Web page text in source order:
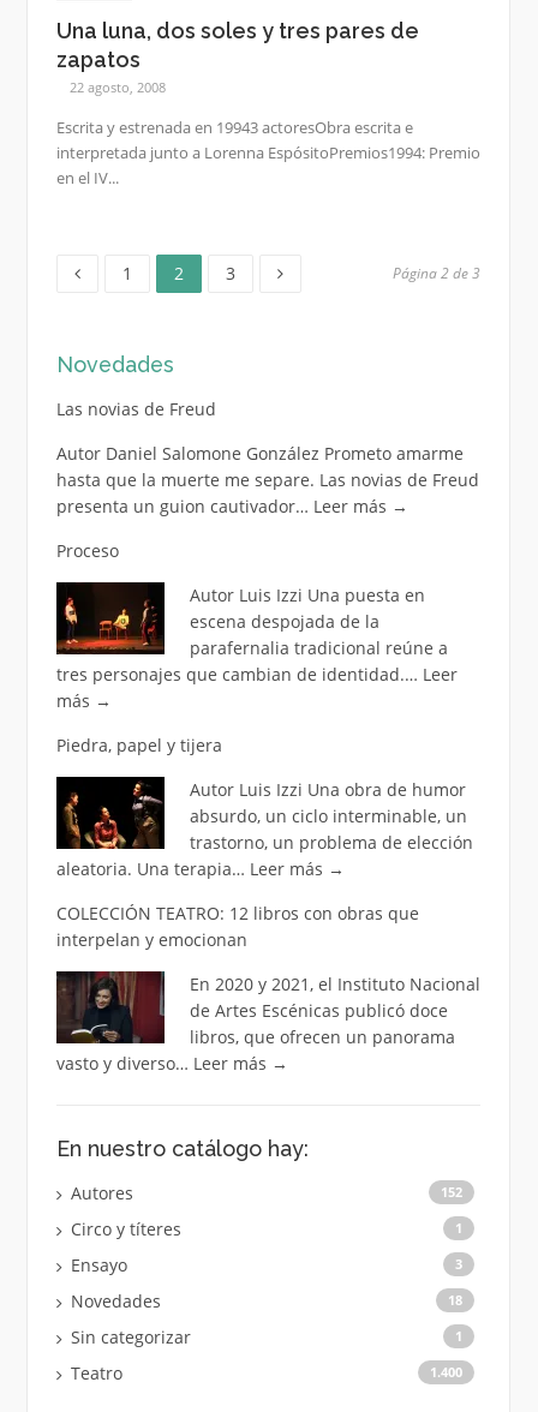
Una luna, dos soles y tres pares de
zapatos
22 agosto, 2008
Escrita y estrenada en 19943 actoresObra escrita e
interpretada junto a Lorenna EspósitoPremios1994: Premio
en el IV...
Paginación
entradas
Página
1 Página
2 Página
3 Página 2 de 3
Novedades
Las novias de Freud
Autor Daniel Salomone González Prometo amarme
hasta que la muerte me separe. Las novias de Freud
presenta un guion cautivador… Leer más →
Proceso
Autor Luis Izzi Una puesta en
escena despojada de la
parafernalia tradicional reúne a
tres personajes que cambian de identidad.… Leer
más →
Piedra, papel y tijera
Autor Luis Izzi Una obra de humor
absurdo, un ciclo interminable, un
trastorno, un problema de elección
aleatoria. Una terapia… Leer más →
COLECCIÓN TEATRO: 12 libros con obras que
interpelan y emocionan
En 2020 y 2021, el Instituto Nacional
de Artes Escénicas publicó doce
libros, que ofrecen un panorama
vasto y diverso… Leer más →
En nuestro catálogo hay:
Autores 152
Circo y títeres 1
Ensayo 3
Novedades 18
Sin categorizar 1
Teatro 1.400